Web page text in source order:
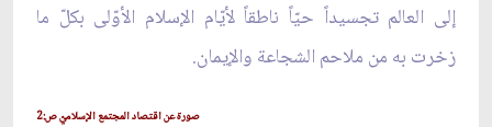
إلى العالم تجسيداً حيّاً ناطقاً لأيّام الإسلام الأوّلى بكلّ ما
زخرت به من ملاحم الشجاعة والإيمان.
صورة عن اقتصاد المجتمع الإسلاميّ ص:2